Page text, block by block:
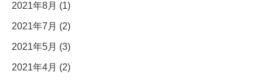
2021年8月 (1)
2021年7月 (2)
2021年5月 (3)
2021年4月 (2)